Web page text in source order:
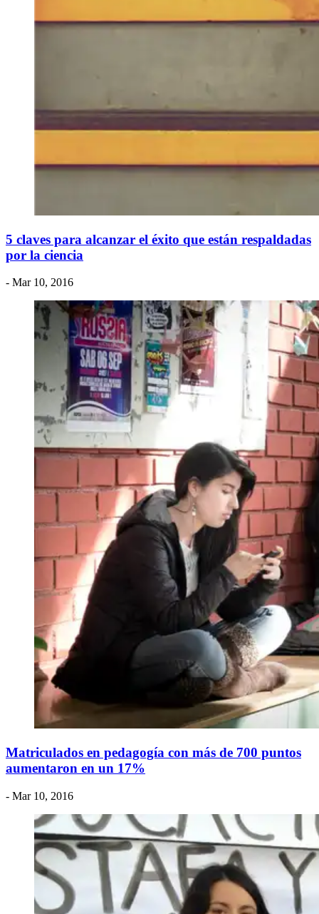
5 claves para alcanzar el éxito que están respaldadas
por la ciencia
- Mar 10, 2016
Matriculados en pedagogía con más de 700 puntos
aumentaron en un 17%
- Mar 10, 2016